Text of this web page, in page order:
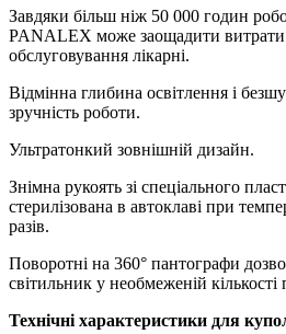
Завдяки більш ніж 50 000 годин
PANALEX може заощадити витрати
обслуговування лікарні.
Відмінна глибина освітлення і
зручність роботи.
Ультратонкий зовнішній дизайн.
Знімна рукоять зі спеціального
стерилізована в автоклаві при
разів.
Поворотні на 360° пантографи
світильник у необмеженій
Технічні характеристики для